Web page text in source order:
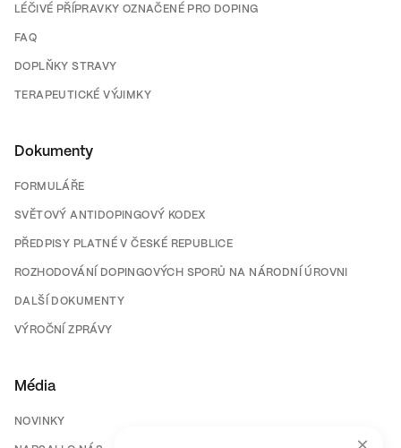
LÉČIVÉ PŘÍPRAVKY OZNAČENÉ PRO DOPING
FAQ
DOPLŇKY STRAVY
TERAPEUTICKÉ VÝJIMKY
Dokumenty
FORMULÁŘE
SVĚTOVÝ ANTIDOPINGOVÝ KODEX
PŘEDPISY PLATNÉ V ČESKÉ REPUBLICE
ROZHODOVÁNÍ DOPINGOVÝCH SPORŮ NA NÁRODNÍ ÚROVNI
DALŠÍ DOKUMENTY
VÝROČNÍ ZPRÁVY
Média
NOVINKY